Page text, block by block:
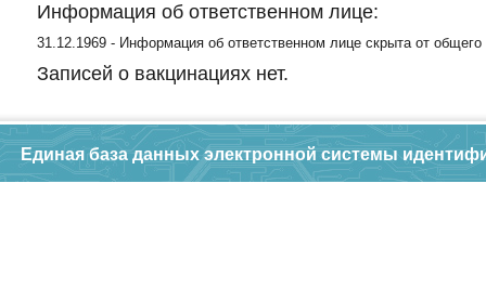
Информация об ответственном лице:
31.12.1969 - Информация об ответственном лице скрыта от общего
Записей о вакцинациях нет.
Единая база данных электронной системы